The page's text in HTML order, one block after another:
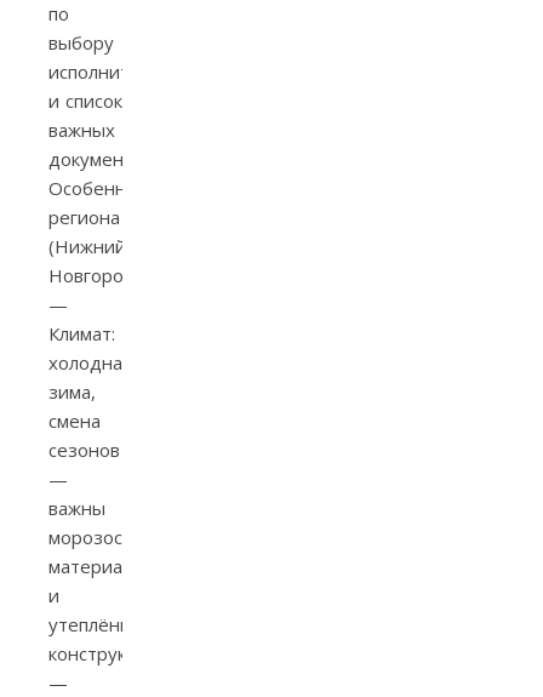
по
выбору
исполнителей
и список
важных
документов.
Особенности
региона
(Нижний
Новгород)
—
Климат:
холодная
зима,
смена
сезонов
—
важны
морозостойкие
материалы
и
утеплённые
конструкции.
—